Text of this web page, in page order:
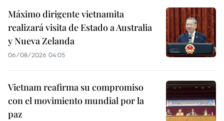
Máximo dirigente vietnamita
realizará visita de Estado a Australia
y Nueva Zelanda
06/08/2026 04:05
Vietnam reafirma su compromiso
con el movimiento mundial por la
paz